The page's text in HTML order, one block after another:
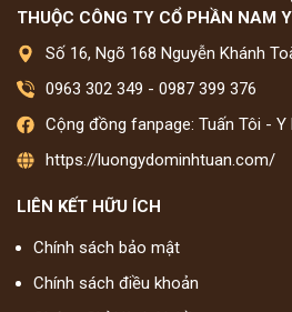
THUỘC CÔNG TY CỔ PHẦN NAM
Số 16, Ngõ 168 Nguyễn Khánh
0963 302 349 - 0987 399 376
Cộng đồng fanpage: Tuấn Tôi - Y
https://luongydominhtuan.com/
LIÊN KẾT HỮU ÍCH
Chính sách bảo mật
Chính sách điều khoản